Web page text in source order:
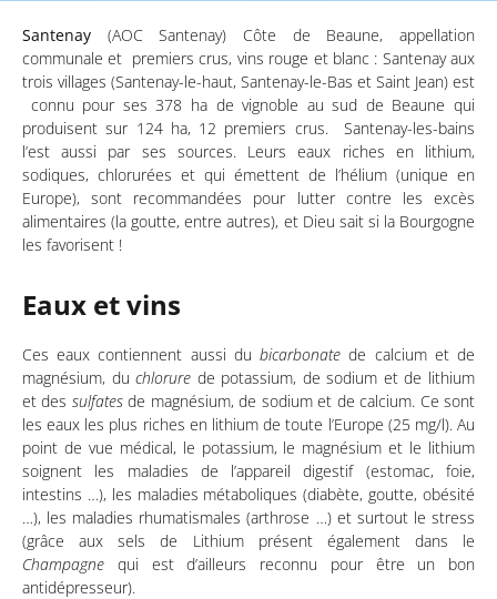
Santenay (AOC Santenay) Côte de Beaune, appellation
communale et premiers crus, vins rouge et blanc : Santenay aux
trois villages (Santenay-le-haut, Santenay-le-Bas et Saint Jean) est
connu pour ses 378 ha de vignoble au sud de Beaune qui
produisent sur 124 ha, 12 premiers crus. Santenay-les-bains
l’est aussi par ses sources. Leurs eaux riches en lithium,
sodiques, chlorurées et qui émettent de l’hélium (unique en
Europe), sont recommandées pour lutter contre les excès
alimentaires (la goutte, entre autres), et Dieu sait si la Bourgogne
les favorisent !
Eaux et vins
Ces eaux contiennent aussi dubicarbonate de calcium et de
magnésium, duchlorure de potassium, de sodium et de lithium
et des sulfatesde magnésium, de sodium et de calcium. Ce sont
les eaux les plus riches en lithium de toute l’Europe (25 mg/l). Au
point de vue médical, le potassium, le magnésium et le lithium
soignent les maladies de l’appareil digestif (estomac, foie,
intestins …), les maladies métaboliques (diabète, goutte, obésité
…), les maladies rhumatismales (arthrose …) et surtout le stress
(grâce aux sels de Lithium présent également dans le
Champagne qui est d’ailleurs reconnu pour être un bon
antidépresseur).